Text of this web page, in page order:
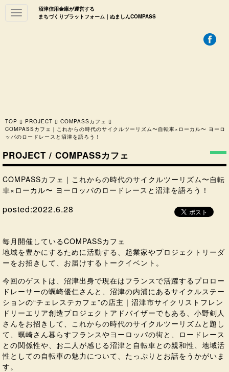
沼津信用金庫が運営する
まちづくりプラットフォーム｜ぬましんCOMPASS
Toggle
navigation
TOP PROJECT
COMPASSカフェ
COMPASSカフェ｜これからの時代のサイクルツーリズム〜自転車×ローカル〜 ヨーロ
ッパのロードレースと沼津を語ろう！
PROJECT / COMPASSカフェ
COMPASSカフェ｜これからの時代のサイクルツーリズム〜自転
車×ローカル〜 ヨーロッパのロードレースと沼津を語ろう！
posted:2022.6.28
毎月開催しているCOMPASSカフェ
地域を豊かにするために活動する、起業家やプロジェクトリーダ
ーをお招きして、お届けするトークイベント。
今回のゲストは、沼津出身で現在はフランスで活躍するプロロー
ドレーサーの蠣崎優仁さんと、沼津の内浦にあるサイクルステー
ションの“チェレステカフェ”の店主｜沼津市サイクリストフレン
ドリーエリア創造プロジェクトアドバイザーでもある、小野剣人
さんをお招きして、これからの時代のサイクルツーリズムと題し
て、蠣崎さん暮らすフランスやヨーロッパの街と、ロードレース
との関係性や、お二人が感じる沼津と自転車との親和性、地域活
性としての自転車の魅力について、たっぷりとお話をうかがいま
す。